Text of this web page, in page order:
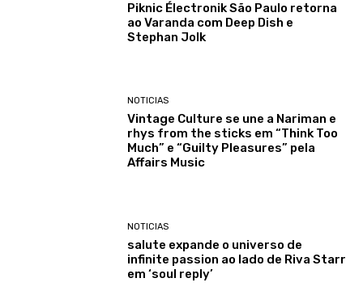
Piknic Électronik São Paulo retorna
ao Varanda com Deep Dish e
Stephan Jolk
NOTICIAS
Vintage Culture se une a Nariman e
rhys from the sticks em “Think Too
Much” e “Guilty Pleasures” pela
Affairs Music
NOTICIAS
salute expande o universo de
infinite passion ao lado de Riva Starr
em ‘soul reply’